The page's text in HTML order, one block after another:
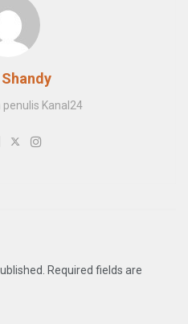
penulis Kanal24
Required fields are